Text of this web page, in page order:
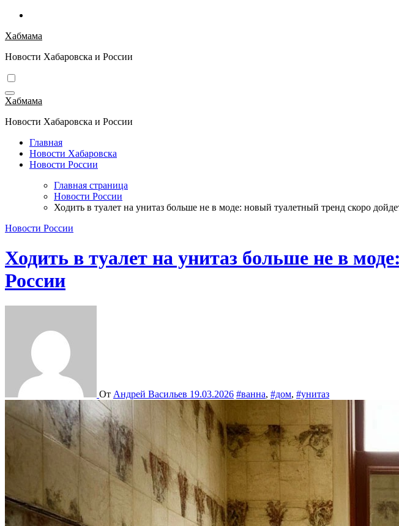
Перейти
содержимому
Хабмама
Новости Хабаровска и России
Хабмама
Новости Хабаровска и России
Главная
Новости Хабаровска
Новости России
Главная страница
Новости России
Ходить в туалет на унитаз больше не в моде: новый туалетный тренд скоро
Новости России
Ходить в туалет на унитаз больше не в
России
От Андрей Васильев 19.03.2026 #ванна, #дом, #унитаз